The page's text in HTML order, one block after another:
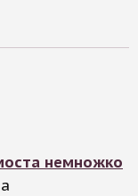
немножко